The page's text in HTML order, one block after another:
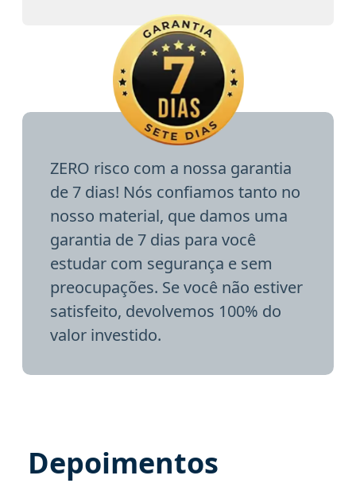
ZERO risco com a nossa garantia
de 7 dias! Nós confiamos tanto no
nosso material, que damos uma
garantia de 7 dias para você
estudar com segurança e sem
preocupações. Se você não estiver
satisfeito, devolvemos 100% do
valor investido.
Depoimentos